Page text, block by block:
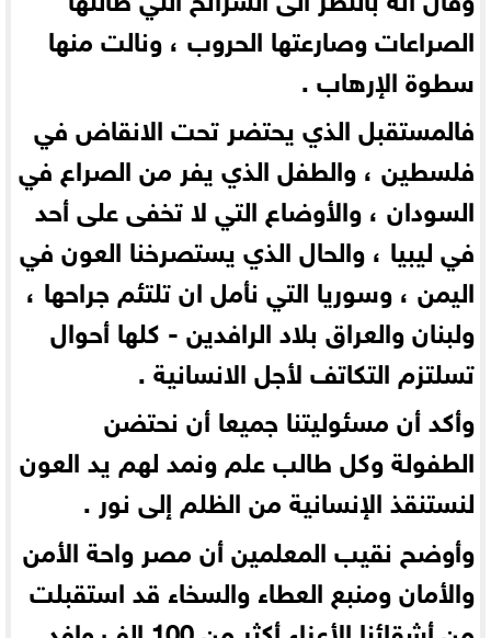
الصراعات وصارعتها الحروب ، ونالت منها
سطوة الإرهاب .
فالمستقبل الذي يحتضر تحت الانقاض في
فلسطين ، والطفل الذي يفر من الصراع في
السودان ، والأوضاع التي لا تخفى على أحد
في ليبيا ، والحال الذي يستصرخنا العون في
اليمن ، وسوريا التي نأمل ان تلتئم جراحها ،
ولبنان والعراق بلاد الرافدين - كلها أحوال
تسلتزم التكاتف لأجل الانسانية .
وأكد أن مسئوليتنا جميعا أن نحتضن
الطفولة وكل طالب علم ونمد لهم يد العون
لنستنقذ الإنسانية من الظلم إلى نور .
وأوضح نقيب المعلمين أن مصر واحة الأمن
والأمان ومنبع العطاء والسخاء قد استقبلت